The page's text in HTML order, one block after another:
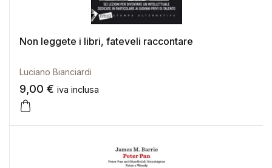
Non leggete i libri, fateveli raccontare
Luciano Bianciardi
9,00 € iva inclusa